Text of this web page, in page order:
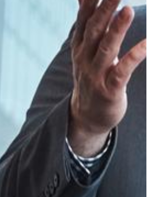
פשיטת רגל
גישור ובוררות
צה"ל-משרד הביטחון
עוד תחומים